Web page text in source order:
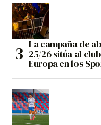
La campaña de
25/26 sitúa al
Europa en los